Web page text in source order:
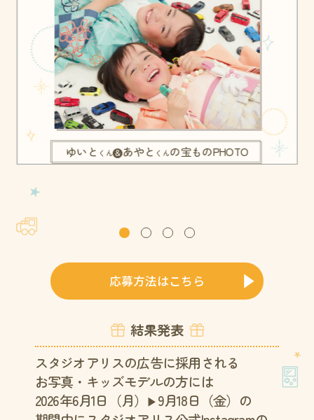
ゆいと くん＆あやと くんの宝ものPHOTO
応募方法はこちら
結果発表
スタジオアリスの広告に採用される
お写真・キッズモデルの方には
2026年6月1日（月）
▶9月18日（金）の